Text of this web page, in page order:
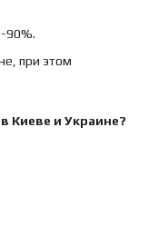
90%.
при этом
в Киеве и Украине?